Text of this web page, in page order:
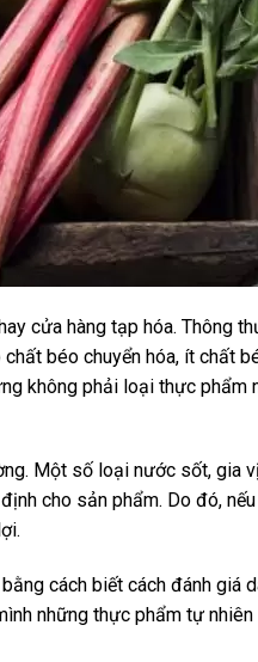
cửa hàng tạp hóa. Thông
béo chuyển hóa, ít chất
không phải loại thực
Một số loại nước sốt, gia
cho sản phẩm. Do đó,
cách biết cách đánh giá
những thực phẩm tự